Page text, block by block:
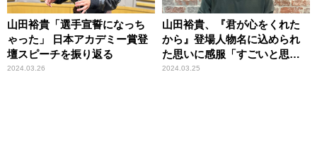
山田裕貴「選手宣誓になっち
ゃった」 日本アカデミー賞登
壇スピーチを振り返る
2024.03.26
山田裕貴、『君が心をくれた
から』登場人物名に込められ
た思いに感服「すごいと思っ
て！」
2024.03.25